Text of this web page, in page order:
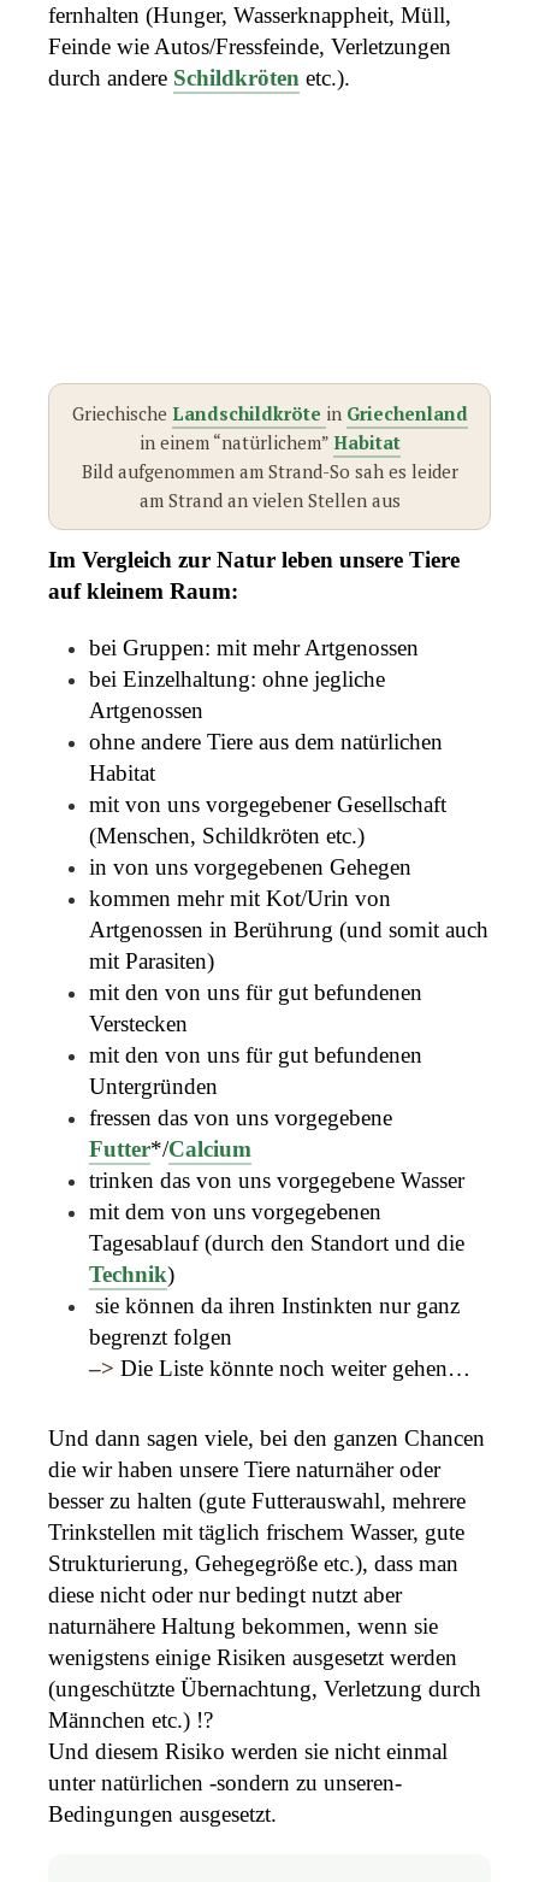
fernhalten (Hunger, Wasserknappheit, Müll,
Feinde wie Autos/Fressfeinde, Verletzungen
durch andere Schildkröten etc.).
Griechische Landschildkröte in Griechenland
in einem “natürlichem” Habitat
Bild aufgenommen am Strand-So sah es leider
am Strand an vielen Stellen aus
Im Vergleich zur Natur leben unsere Tiere
auf kleinem Raum:
bei Gruppen: mit mehr Artgenossen
bei Einzelhaltung: ohne jegliche
Artgenossen
ohne andere Tiere aus dem natürlichen
Habitat
mit von uns vorgegebener Gesellschaft
(Menschen, Schildkröten etc.)
in von uns vorgegebenen Gehegen
kommen mehr mit Kot/Urin von
Artgenossen in Berührung (und somit auch
mit Parasiten)
mit den von uns für gut befundenen
Verstecken
mit den von uns für gut befundenen
Untergründen
fressen das von uns vorgegebene
Futter*/Calcium
trinken das von uns vorgegebene Wasser
mit dem von uns vorgegebenen
Tagesablauf (durch den Standort und die
Technik)
sie können da ihren Instinkten nur ganz
begrenzt folgen
–> Die Liste könnte noch weiter gehen…
Und dann sagen viele, bei den ganzen Chancen
die wir haben unsere Tiere naturnäher oder
besser zu halten (gute Futterauswahl, mehrere
Trinkstellen mit täglich frischem Wasser, gute
Strukturierung, Gehegegröße etc.), dass man
diese nicht oder nur bedingt nutzt aber
naturnähere Haltung bekommen, wenn sie
wenigstens einige Risiken ausgesetzt werden
(ungeschützte Übernachtung, Verletzung durch
Männchen etc.) !?
Und diesem Risiko werden sie nicht einmal
unter natürlichen -sondern zu unseren-
Bedingungen ausgesetzt.